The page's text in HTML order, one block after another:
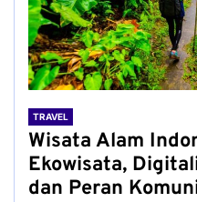
TRAVEL
Wisata Alam
Ekowisata,
dan Peran